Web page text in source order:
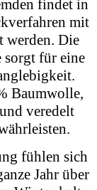
Hemdes
als leere
originellen
Diese
dass